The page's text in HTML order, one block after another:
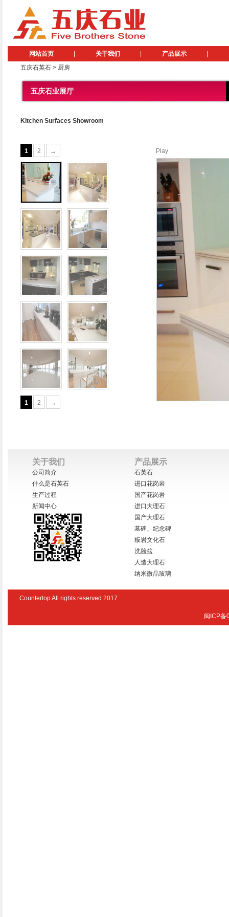
网站首页 关于我们 产品展示
五庆石英石 > 厨房
五庆石业展厅
Kitchen Surfaces Showroom
Play
1 2 →
1 2 →
关于我们 产品展示
公司简介
什么是石英石
生产过程
新闻中心
石英石
进口花岗岩
国产花岗岩
进口大理石
国产大理石
墓碑、纪念碑
板岩文化石
洗脸盆
人造大理石
纳米微晶玻璃
Countertop All rights reserved 2017
闽ICP备